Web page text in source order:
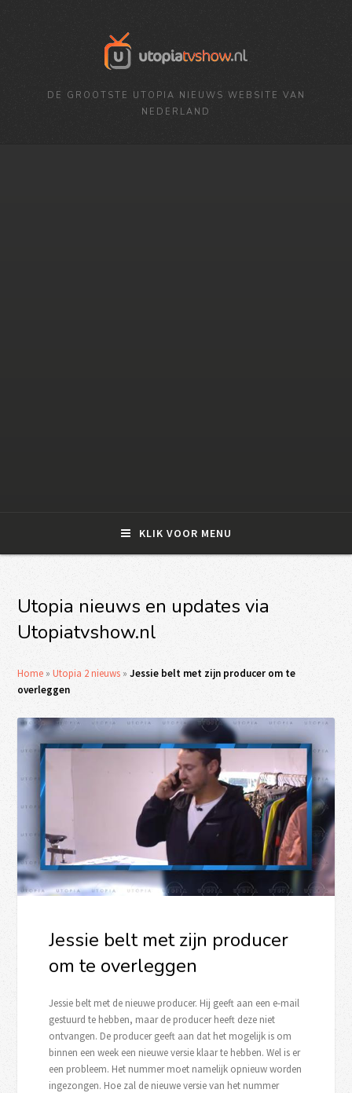
DE GROOTSTE UTOPIA NIEUWS WEBSITE VAN
NEDERLAND
KLIK VOOR MENU
Utopia nieuws en updates via
Utopiatvshow.nl
Home »Utopia 2 nieuws »Jessie belt met zijn producer om te
overleggen
Jessie belt met zijn producer
om te overleggen
Jessie belt met de nieuwe producer. Hij geeft aan een e-mail
gestuurd te hebben, maar de producer heeft deze niet
ontvangen. De producer geeft aan dat het mogelijk is om
binnen een week een nieuwe versie klaar te hebben. Wel is er
een probleem. Het nummer moet namelijk opnieuw worden
ingezongen. Hoe zal de nieuwe versie van het nummer